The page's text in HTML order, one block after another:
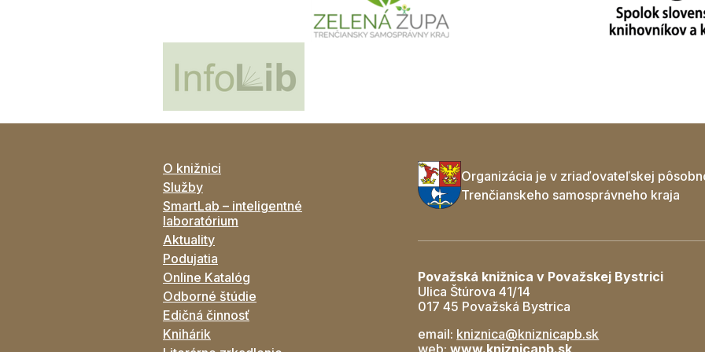
O knižnici
Služby
SmartLab – inteligentné
laboratórium
Aktuality
Podujatia
Online Katalóg
Odborné štúdie
Edičná činnosť
Knihárik
Organizácia je v zriaďovateľskej
Trenčianskeho samosprávneho kraja
Považská knižnica v Považskej Bystrici
Ulica Štúrova 41/14
017 45 Považská Bystrica
email: kniznica@kniznicapb.sk